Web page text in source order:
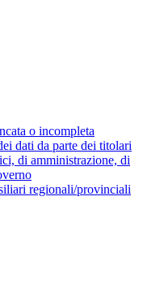
o incompleta
dati da parte dei titolari
di amministrazione, di
regionali/provinciali